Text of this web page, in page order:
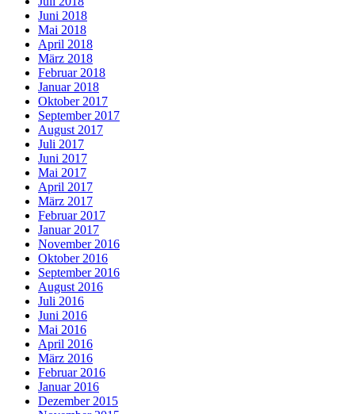
Juni 2018
Mai 2018
April 2018
März 2018
Februar 2018
Januar 2018
Oktober 2017
September 2017
August 2017
Juli 2017
Juni 2017
Mai 2017
April 2017
März 2017
Februar 2017
Januar 2017
November 2016
Oktober 2016
September 2016
August 2016
Juli 2016
Juni 2016
Mai 2016
April 2016
März 2016
Februar 2016
Januar 2016
Dezember 2015